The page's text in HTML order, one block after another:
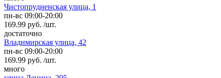
Чистопрудненская улица, 1
пн-вс 09:00-20:00
169.99 руб. /шт.
достаточно
Владимирская улица, 42
пн-вс 09:00-20:00
169.99 руб. /шт.
много